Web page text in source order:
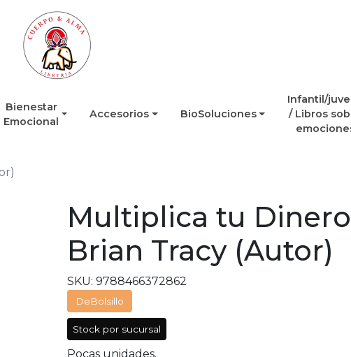
Bienestar
Emocional
Accesorios BioSoluciones
Infantil/
/ Libros
Multiplica tu
Brian Tracy (Autor)
SKU: 9788466372862
DeBolsillo
Stock por sucursal
Pocas unidades.